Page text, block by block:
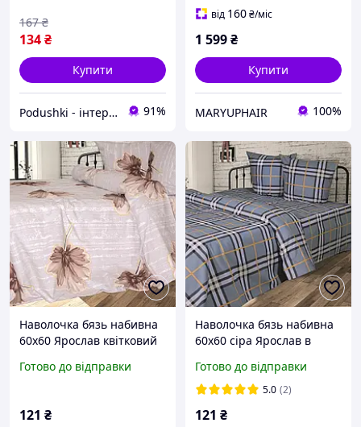
134₴
167 ₴
Купити
Podushki - інтернет-магазин Подушки 91%
від 160₴/міс
1 599₴
Купити
MARYUPHAIR 100%
Наволочка бязь набивна
60х60 Ярослав квітковий
Готово до відправки
121 ₴
Наволочка бязь набивна
60х60 сіра Ярослав в
Готово до відправки
5.0 (2)
121 ₴